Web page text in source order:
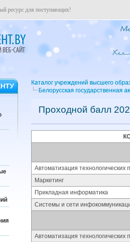
ресурс для поступающих!
Каталог учреждений высшего
Белорусская государственная
Проходной балл
Автоматизация технологических
Маркетинг
Прикладная информатика
Системы и сети
Автоматизация технологических